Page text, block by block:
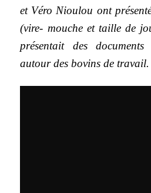
et Véro Nioulou ont
(vire- mouche et taille de
présentait des
autour des bovins de travail.